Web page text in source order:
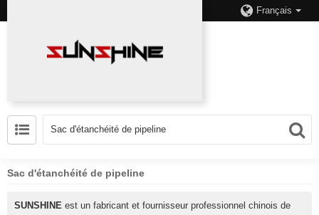
Français
Sac d'étanchéité de pipeline
SUNSHINE est un fabricant et fournisseur professionnel chinois de